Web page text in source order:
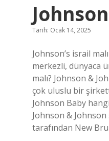
Tarih: Ocak 14, 2025
Johnson’s israil
merkezli, dünyaca
malı? Johnson &
çok uluslu bir
Johnson Baby
Johnson &
tarafından New